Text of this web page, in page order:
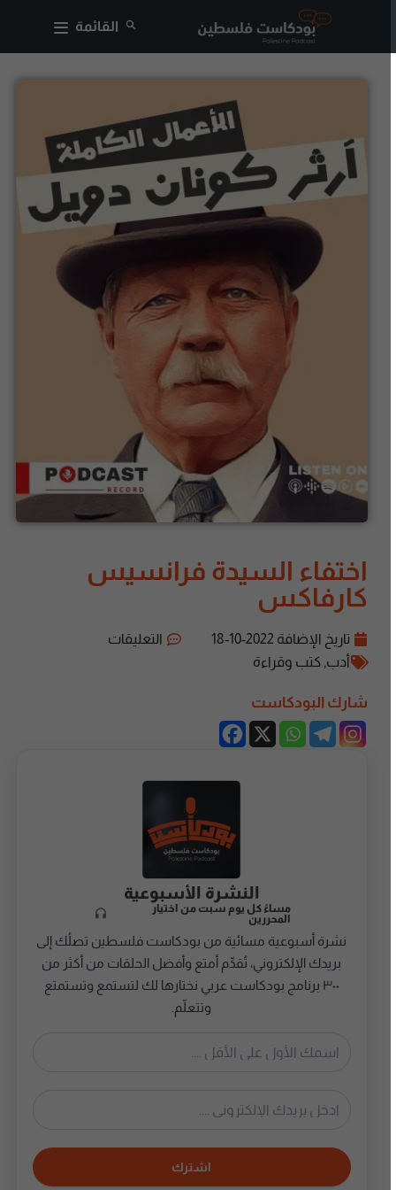
القائمة
اختفاء السيدة فرانسيس
كارفاكس
تاريخ الإضافة2022-10-18
التعليقات
أدب , كتب وقراءة
شارك البودكاست
النشرة الأسبوعية
مساءً كل يوم سبت من اختيار
المحررين
نشرة أسبوعية مسائية من بودكاست فلسطين تصلُك إلى
بريدك الإلكتروني، تُقدِّم أمتع وأفضل الحلقات من أكثر من
٣٠٠ برنامج بودكاست عربي نختارها لك لتستمع وتستمتع
وتتعلّم.
اشترك